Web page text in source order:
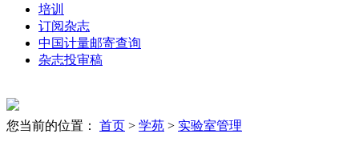
培训
订阅杂志
中国计量邮寄查询
杂志投审稿
您当前的位置： 首页 > 学苑 > 实验室管理